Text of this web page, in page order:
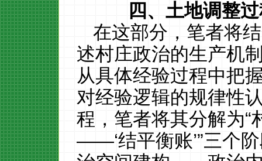
四、土地调整
在这部分，笔者将
述村庄政治的生产机
从具体经验过程中把
对经验逻辑的规律性
程，笔者将其分解为
——‘结平衡账’”三个